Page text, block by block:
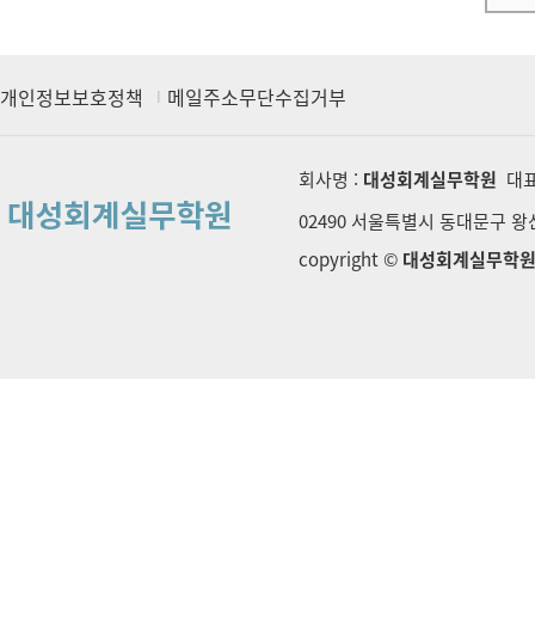
개인정보보호정책 메일주소무단수집거부
회사명 : 대성회계실무학원 대
02490 서울특별시 동대문구
copyright © 대성회계실무학원